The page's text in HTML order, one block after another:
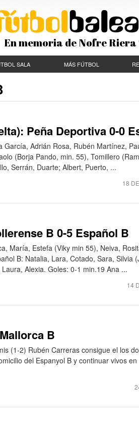
En memoria de Nofre Riera
SALA MÁS FÚTBOL
Peña Deportiva 0-0
Adrián Rosa, Rubén Martínez,
(Borja Pando, min. 55), Tomillero
Serrán, Duarte; Albert, Puerto, ...
18
B 0-5 Español B
María, Estefa (Viky min 55), Neiva,
B: Natalia, Lara, Cotado, Sara, Silvia
Alexia. Goles: 0-1 min.19 Ana ...
14
B
(1-2) Rubén Carreras consigue el los
del Espanyol B y continuar vivos